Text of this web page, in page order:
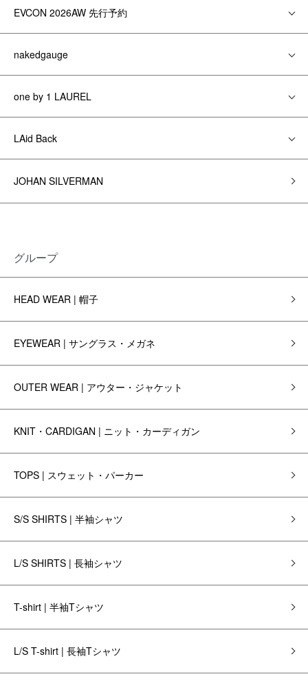
EVCON 2026AW 先行予約
nakedgauge
one by 1 LAUREL
LAid Back
JOHAN SILVERMAN
グループ
HEAD WEAR | 帽子
EYEWEAR | サングラス・メガネ
OUTER WEAR | アウター・ジャケット
KNIT・CARDIGAN | ニット・カーディガン
TOPS | スウェット・パーカー
S/S SHIRTS | 半袖シャツ
L/S SHIRTS | 長袖シャツ
T-shirt | 半袖Tシャツ
L/S T-shirt | 長袖Tシャツ